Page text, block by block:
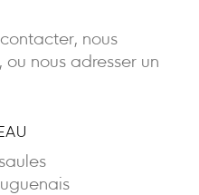
nous
ou nous adresser un